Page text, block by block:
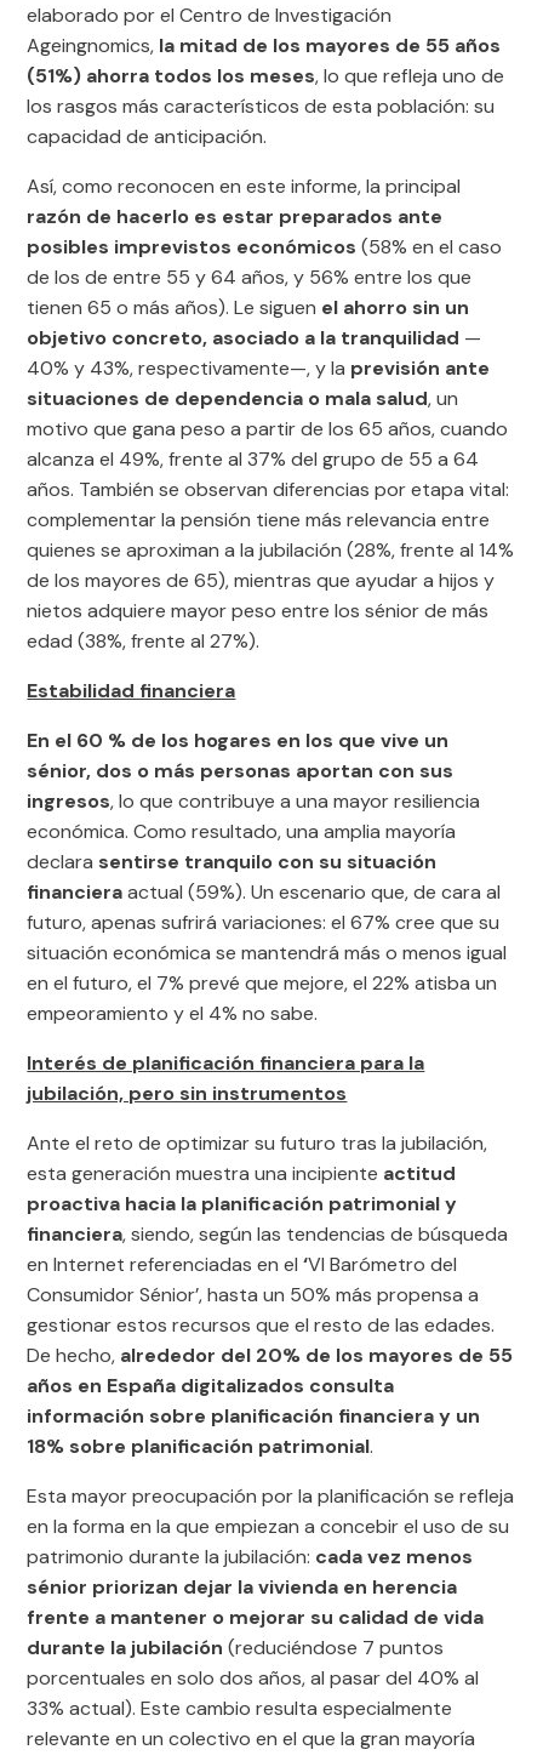
elaborado por el Centro de Investigación
Ageingnomics, la mitad de los mayores de 55 años
(51%) ahorra todos los meses, lo que refleja uno de
los rasgos más característicos de esta población: su
capacidad de anticipación.
Así, como reconocen en este informe, la principal
razón de hacerlo es estar preparados ante
posibles imprevistos económicos (58% en el caso
de los de entre 55 y 64 años, y 56% entre los que
tienen 65 o más años). Le siguen el ahorro sin un
objetivo concreto, asociado a la tranquilidad —
40% y 43%, respectivamente—, y la previsión ante
situaciones de dependencia o mala salud, un
motivo que gana peso a partir de los 65 años, cuando
alcanza el 49%, frente al 37% del grupo de 55 a 64
años. También se observan diferencias por etapa vital:
complementar la pensión tiene más relevancia entre
quienes se aproximan a la jubilación (28%, frente al 14%
de los mayores de 65), mientras que ayudar a hijos y
nietos adquiere mayor peso entre los sénior de más
edad (38%, frente al 27%).
Estabilidad financiera
En el 60 % de los hogares en los que vive un
sénior, dos o más personas aportan con sus
ingresos, lo que contribuye a una mayor resiliencia
económica. Como resultado, una amplia mayoría
declara sentirse tranquilo con su situación
financieraactual (59%). Un escenario que, de cara al
futuro, apenas sufrirá variaciones: el 67% cree que su
situación económica se mantendrá más o menos igual
en el futuro, el 7% prevé que mejore, el 22% atisba un
empeoramiento y el 4% no sabe.
Interés de planificación financiera para la
jubilación, pero sin instrumentos
Ante el reto de optimizar su futuro tras la jubilación,
esta generación muestra una incipiente actitud
proactiva hacia la planificación patrimonial y
financiera, siendo, según las tendencias de búsqueda
en Internet referenciadas en el‘VI Barómetro del
Consumidor Sénior’, hasta un 50% más propensa a
gestionar estos recursos que el resto de las edades.
De hecho, alrededor del 20% de los mayores de 55
años en España digitalizados consulta
información sobre planificación financiera y un
18% sobre planificación patrimonial.
Esta mayor preocupación por la planificación se refleja
en la forma en la que empiezan a concebir el uso de su
patrimonio durante la jubilación: cada vez menos
sénior priorizan dejar la vivienda en herencia
frente a mantener o mejorar su calidad de vida
durante la jubilación (reduciéndose 7 puntos
porcentuales en solo dos años, al pasar del 40% al
33% actual). Este cambio resulta especialmente
relevante en un colectivo en el que la gran mayoría